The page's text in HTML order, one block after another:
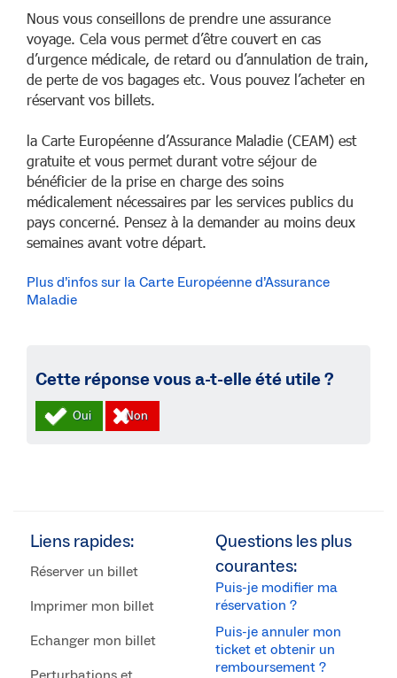
Nous vous conseillons de prendre une assurance
voyage. Cela vous permet d’être couvert en cas
d’urgence médicale, de retard ou d’annulation de train,
de perte de vos bagages etc. Vous pouvez l’acheter en
réservant vos billets.
la Carte Européenne d’Assurance Maladie (CEAM) est
gratuite et vous permet durant votre séjour de
bénéficier de la prise en charge des soins
médicalement nécessaires par les services publics du
pays concerné. Pensez à la demander au moins deux
semaines avant votre départ.
Plus d’infos sur la Carte Européenne d’Assurance
Maladie
Cette réponse vous a-t-elle été utile ?
Liens rapides:
Réserver un billet
Imprimer mon billet
Echanger mon billet
Questions les plus
courantes:
Puis-je modifier ma
réservation ?
Puis-je annuler mon
ticket et obtenir un
remboursement ?